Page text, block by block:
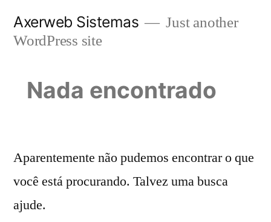
para
conteúdo
Axerweb Sistemas
Just another
WordPress site
Nada encontrado
Aparentemente não pudemos encontrar o que
você está procurando. Talvez uma busca
ajude.